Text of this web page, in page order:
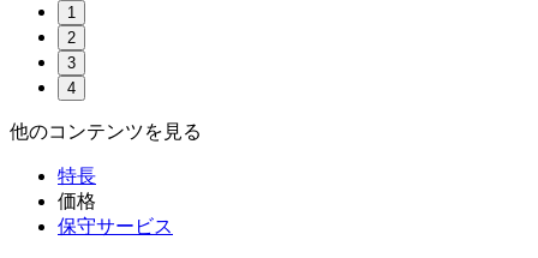
1
2
3
4
他のコンテンツを見る
特長
価格
保守サービス